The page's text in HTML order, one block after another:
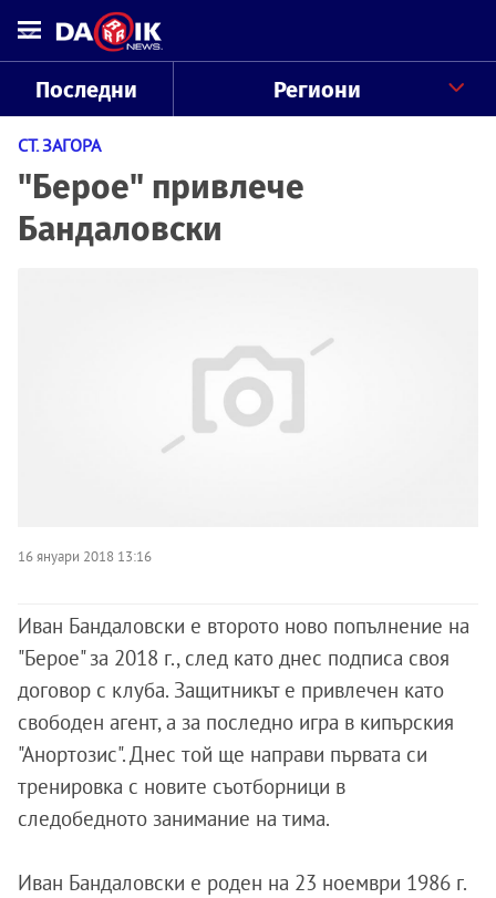
Последни Региони
СТ. ЗАГОРА
"Берое" привлече
Бандаловски
16 януари 2018 13:16
Иван Бандаловски е второто ново попълнение на
"Берое" за 2018 г., след като днес подписа своя
договор с клуба. Защитникът е привлечен като
свободен агент, а за последно игра в кипърския
"Анортозис". Днес той ще направи първата си
тренировка с новите съотборници в
следобедното занимание на тима.
Иван Бандаловски е роден на 23 ноември 1986 г.